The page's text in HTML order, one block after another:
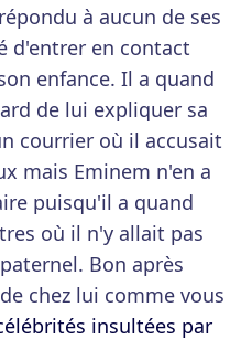
à aucun de ses
d'entrer en contact
enfance. Il a quand
de lui expliquer sa
courrier où il accusait
mais Eminem n'en a
puisqu'il a quand
où il n'y allait pas
Bon après
chez lui comme vous
insultées par